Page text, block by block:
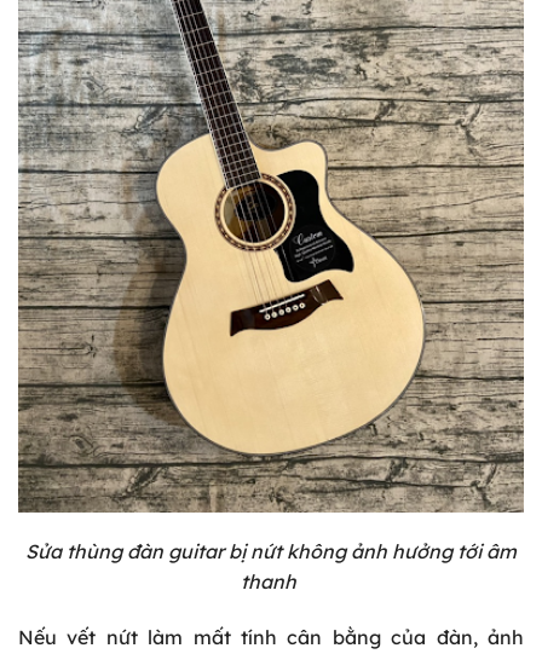
Sửa thùng đàn guitar bị nứt không ảnh hưởng tới âm
thanh
Nếu vết nứt làm mất tính cân bằng của đàn, ảnh